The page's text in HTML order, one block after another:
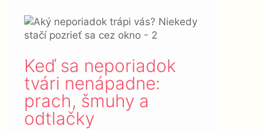
Keď sa neporiadok
tvári nenápadne:
prach, šmuhy a
odtlačky